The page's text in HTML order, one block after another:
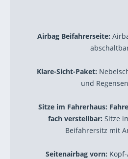
Airbag Beifahrerseite:
Klare-Sicht-Paket:
und
Sitze im Fahrerhaus:
fach verstellbar: Sitze
Beifahrersitz mit
Seitenairbag vorn: